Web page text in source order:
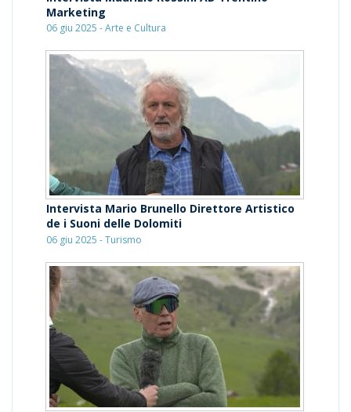
Marketing
06 giu 2025 - Arte e Cultura
Intervista Mario Brunello Direttore Artistico
de i Suoni delle Dolomiti
06 giu 2025 - Turismo